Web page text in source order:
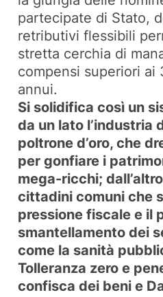
partecipate di Stato,
retributivi flessibili
stretta cerchia di
compensi superiori
annui.
Si solidifica così un
da un lato l’industria
poltrone d’oro, che
per gonfiare i
mega-ricchi;
cittadini comuni che
pressione fiscale e il
smantellamento dei
come la sanità
Tolleranza zero e
confisca dei beni e